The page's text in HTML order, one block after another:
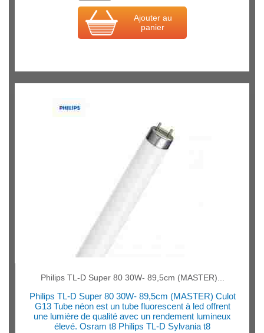
Ajouter au
panier
Philips TL-D Super 80 30W- 89,5cm (MASTER)...
Philips TL-D Super 80 30W- 89,5cm (MASTER) Culot
G13 Tube néon est un tube fluorescent à led offrent
une lumière de qualité avec un rendement lumineux
élevé. Osram t8 Philips TL-D Sylvania t8